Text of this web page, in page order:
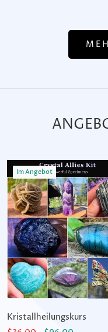
Im Angebot
Kristallheilungskurs